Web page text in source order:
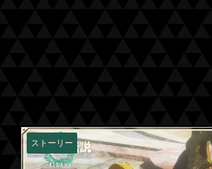
ストーリー